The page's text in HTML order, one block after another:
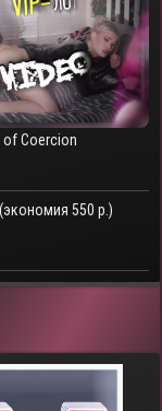
of Coercion
550 р.)